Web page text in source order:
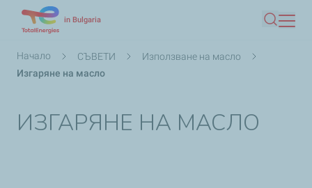
основното
in Bulgaria
Търсене
Breadcrumb
Начало СЪВЕТИ
Използване на масло
Изгаряне на масло
ИЗГАРЯНЕ НА МАСЛО